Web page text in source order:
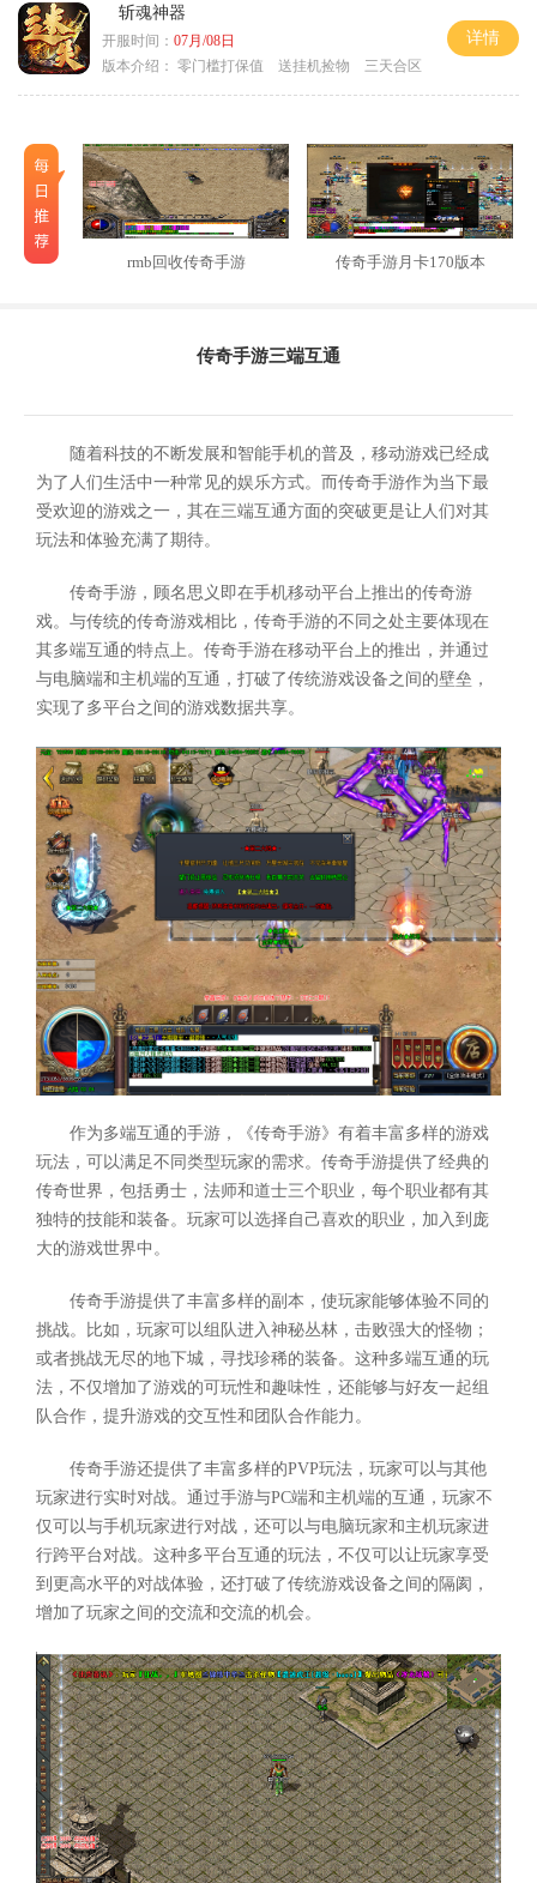
斩魂神器
开服时间： 07月/08日
版本介绍： 零门槛打保值 送挂机捡物 三天合区
详情
rmb回收传奇手游 传奇手游月卡170版本
传奇手游三端互通
随着科技的不断发展和智能手机的普及，移动游戏已经成
为了人们生活中一种常见的娱乐方式。而传奇手游作为当下最
受欢迎的游戏之一，其在三端互通方面的突破更是让人们对其
玩法和体验充满了期待。
传奇手游，顾名思义即在手机移动平台上推出的传奇游
戏。与传统的传奇游戏相比，传奇手游的不同之处主要体现在
其多端互通的特点上。传奇手游在移动平台上的推出，并通过
与电脑端和主机端的互通，打破了传统游戏设备之间的壁垒，
实现了多平台之间的游戏数据共享。
作为多端互通的手游，《传奇手游》有着丰富多样的游戏
玩法，可以满足不同类型玩家的需求。传奇手游提供了经典的
传奇世界，包括勇士，法师和道士三个职业，每个职业都有其
独特的技能和装备。玩家可以选择自己喜欢的职业，加入到庞
大的游戏世界中。
传奇手游提供了丰富多样的副本，使玩家能够体验不同的
挑战。比如，玩家可以组队进入神秘丛林，击败强大的怪物；
或者挑战无尽的地下城，寻找珍稀的装备。这种多端互通的玩
法，不仅增加了游戏的可玩性和趣味性，还能够与好友一起组
队合作，提升游戏的交互性和团队合作能力。
传奇手游还提供了丰富多样的PVP玩法，玩家可以与其他
玩家进行实时对战。通过手游与PC端和主机端的互通，玩家不
仅可以与手机玩家进行对战，还可以与电脑玩家和主机玩家进
行跨平台对战。这种多平台互通的玩法，不仅可以让玩家享受
到更高水平的对战体验，还打破了传统游戏设备之间的隔阂，
增加了玩家之间的交流和交流的机会。